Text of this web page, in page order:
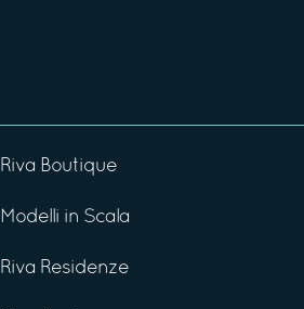
Riva Boutique
Modelli in Scala
Riva Residenze